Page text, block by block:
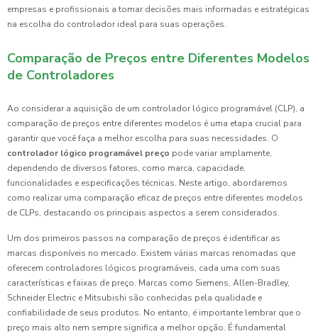
empresas e profissionais a tomar decisões mais informadas e estratégicas
na escolha do controlador ideal para suas operações.
Comparação de Preços entre Diferentes Modelos
de Controladores
Ao considerar a aquisição de um controlador lógico programável (CLP), a
comparação de preços entre diferentes modelos é uma etapa crucial para
garantir que você faça a melhor escolha para suas necessidades. O
controlador lógico programável preço pode variar amplamente,
dependendo de diversos fatores, como marca, capacidade,
funcionalidades e especificações técnicas. Neste artigo, abordaremos
como realizar uma comparação eficaz de preços entre diferentes modelos
de CLPs, destacando os principais aspectos a serem considerados.
Um dos primeiros passos na comparação de preços é identificar as
marcas disponíveis no mercado. Existem várias marcas renomadas que
oferecem controladores lógicos programáveis, cada uma com suas
características e faixas de preço. Marcas como Siemens, Allen-Bradley,
Schneider Electric e Mitsubishi são conhecidas pela qualidade e
confiabilidade de seus produtos. No entanto, é importante lembrar que o
preço mais alto nem sempre significa a melhor opção. É fundamental